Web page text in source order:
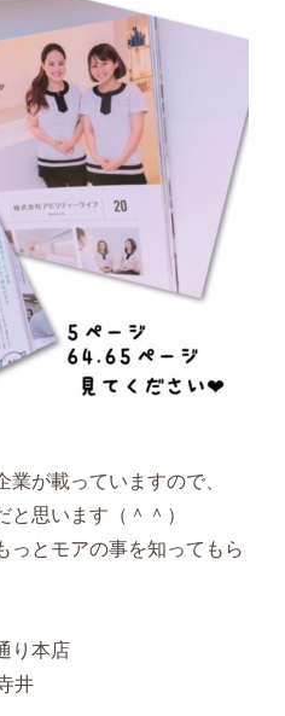
が載っていますので、
思います（＾＾）
っとモアの事を知ってもら
り本店
井